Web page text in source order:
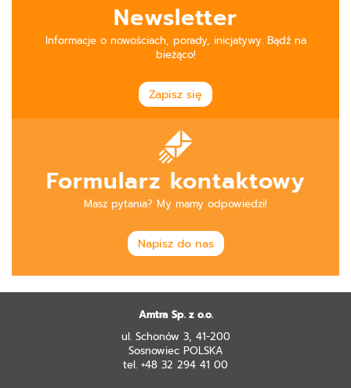
Newsletter
Informacje o nowościach, porady, inicjatywy. Bądź na
bieżąco!
Zapisz się
Formularz kontaktowy
Masz pytania? My mamy odpowiedzi!
Napisz do nas
Amtra Sp. z o.o.
ul. Schonów 3, 41-200
Sosnowiec POLSKA
tel. +48 32 294 41 00